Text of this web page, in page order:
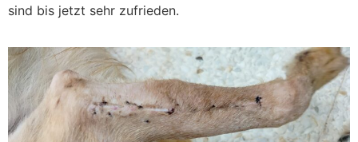
sind bis jetzt sehr zufrieden.